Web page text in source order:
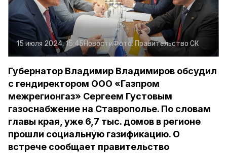
15 июля 2024, 15:45НовостиФото: Правительство СК
Губернатор Владимир Владимиров обсудил
с гендиректором ООО «Газпром
межрегионгаз» Сергеем Густовым
газоснабжение на Ставрополье. По словам
главы края, уже 6,7 тыс. домов в регионе
прошли социальную газификацию. О
встрече сообщает правительство